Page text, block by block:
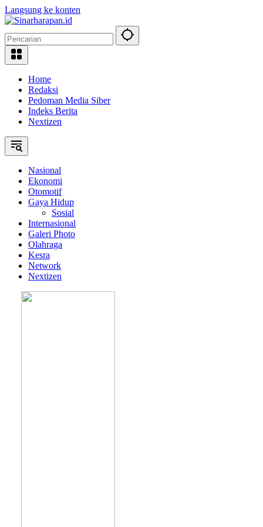
Langsung ke konten
Home
Redaksi
Pedoman Media Siber
Indeks Berita
Nextizen
Nasional
Ekonomi
Otomotif
Gaya Hidup
Sosial
Internasional
Galeri Photo
Olahraga
Kesra
Network
Nextizen